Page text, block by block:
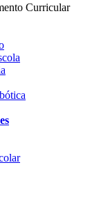
Curricular